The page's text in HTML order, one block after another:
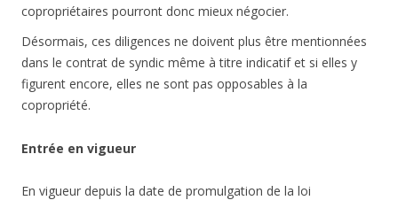
copropriétaires pourront donc mieux négocier.
Désormais, ces diligences ne doivent plus être mentionnées
dans le contrat de syndic même à titre indicatif et si elles y
figurent encore, elles ne sont pas opposables à la
copropriété.
Entrée en vigueur
En vigueur depuis la date de promulgation de la loi